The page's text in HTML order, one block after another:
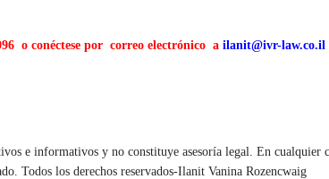
o conéctese por correo electrónico a ilanit@ivr-law.co.il
e informativos y no constituye asesoría legal. En cualquier
Todos los derechos reservados-Ilanit Vanina Rozencwaig